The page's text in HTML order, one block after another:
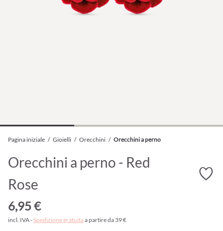
Pagina iniziale / Gioielli / Orecchini / Orecchini a perno
Orecchini a perno - Red
Rose
6,95 €
incl. IVA - Spedizione gratuitaa partire da 39 €